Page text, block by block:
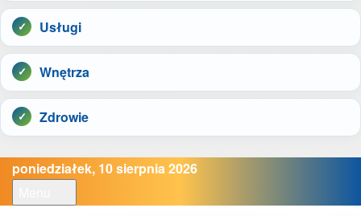
Usługi
Wnętrza
Zdrowie
poniedziałek, 10 sierpnia 2026